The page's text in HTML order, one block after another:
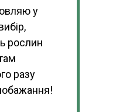
у
рослин
разу